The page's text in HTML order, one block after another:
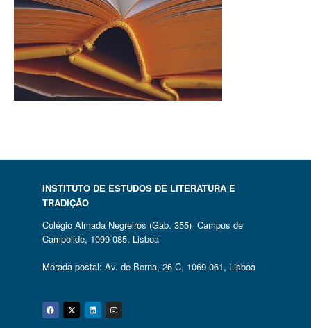
INSTITUTO DE ESTUDOS DE LITERATURA E
TRADIÇÃO
Colégio Almada Negreiros (Gab. 355) Campus de
Campolide, 1099-085, Lisboa
Morada postal: Av. de Berna, 26 C, 1069-061, Lisboa
Facebook
Twitter
Linkedin
Instagram